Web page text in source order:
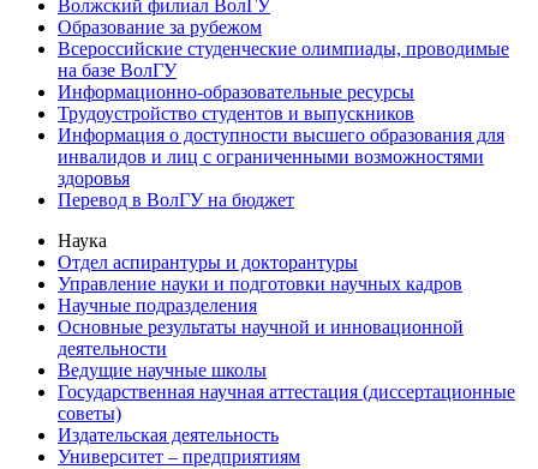
Волжский филиал ВолГУ
Образование за рубежом
Всероссийские студенческие олимпиады, проводимые
на базе ВолГУ
Информационно-образовательные ресурсы
Трудоустройство студентов и выпускников
Информация о доступности высшего образования для
инвалидов и лиц с ограниченными возможностями
здоровья
Перевод в ВолГУ на бюджет
Наука
Отдел аспирантуры и докторантуры
Управление науки и подготовки научных кадров
Научные подразделения
Основные результаты научной и инновационной
деятельности
Ведущие научные школы
Государственная научная аттестация (диссертационные
советы)
Издательская деятельность
Университет – предприятиям